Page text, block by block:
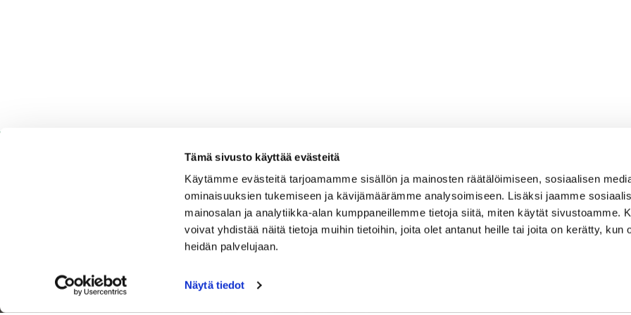
Tämä sivusto käyttää evästeitä
Käytämme evästeitä tarjoamamme sisällön ja mainosten räätälöimiseen, sosiaalisen
ominaisuuksien tukemiseen ja kävijämäärämme analysoimiseen. Lisäksi jaamme
mainosalan ja analytiikka-alan kumppaneillemme tietoja siitä, miten käytät sivustoamme.
voivat yhdistää näitä tietoja muihin tietoihin, joita olet antanut heille tai joita on kerätty, kun
heidän palvelujaan.
Näytä tiedot
Nurmikartanontie 5,02920 Espoo
Katso sijainti kartalla
Caddiemaster
010 501 3100